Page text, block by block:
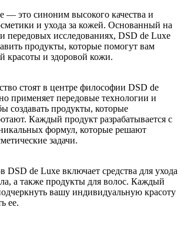
— это синоним высокого качества и
и ухода за кожей. Основанный на
передовых исследованиях, DSD de Luxe
продукты, которые помогут вам
красоты и здоровой кожи.
стоят в центре философии DSD de
применяет передовые технологии и
создавать продукты, которые
Каждый продукт разрабатывается с
формул, которые решают
задачи.
DSD de Luxe включает средства для ухода
а также продукты для волос. Каждый
вашу индивидуальную красоту
ее.